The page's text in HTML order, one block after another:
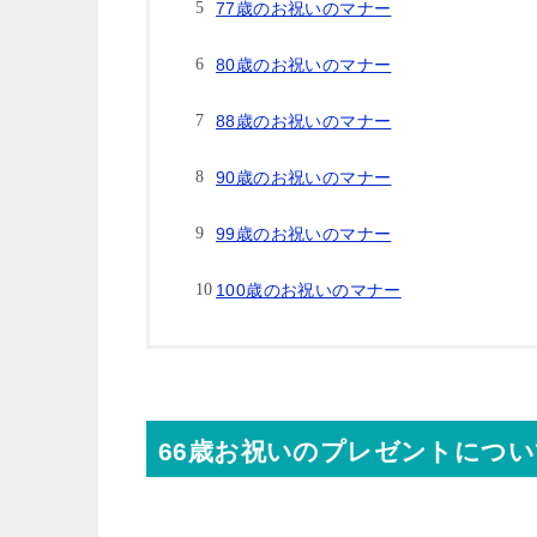
77歳のお祝いのマナー
80歳のお祝いのマナー
88歳のお祝いのマナー
90歳のお祝いのマナー
99歳のお祝いのマナー
100歳のお祝いのマナー
66歳お祝いのプレゼントにつ